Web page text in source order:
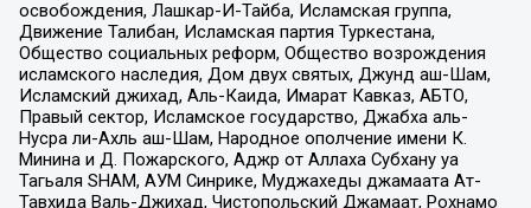
освобождения, Лашкар-И-Тайба, Исламская группа,
Движение Талибан, Исламская партия Туркестана,
Общество социальных реформ, Общество возрождения
исламского наследия, Дом двух святых, Джунд аш-Шам,
Исламский джихад, Аль-Каида, Имарат Кавказ, АБТО,
Правый сектор, Исламское государство, Джабха аль-
Нусра ли-Ахль аш-Шам, Народное ополчение имени К.
Минина и Д. Пожарского, Аджр от Аллаха Субхану уа
Тагьаля SHAM, АУМ Синрике, Муджахеды джамаата Ат-
Тавхида Валь-Джихад, Чистопольский Джамаат, Рохнамо